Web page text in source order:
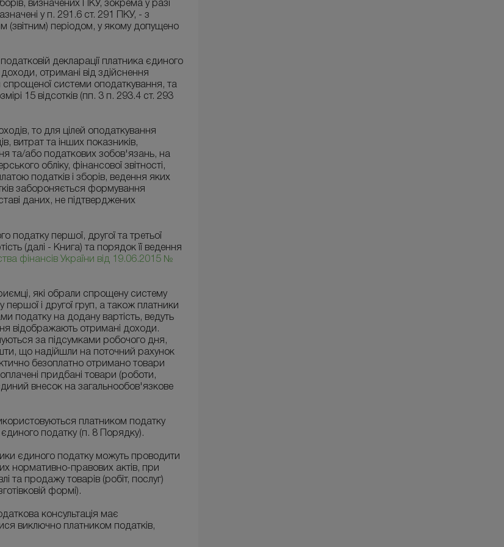
визначених ПКУ, зокрема у разі
у п. 291.6 ст. 291 ПКУ, - з
(звітним) періодом, у якому допущено
декларації платника єдиного
отримані від здійснення
спрощеної системи оподаткування, та
15 відсотків (пп. 3 п. 293.4 ст. 293
то для цілей оподаткування
витрат та інших показників,
та/або податкових зобов'язань, на
обліку, фінансової звітності,
податків і зборів, ведення яких
забороняється формування
даних, не підтверджених
податку першої, другої та третьої
(далі - Книга) та порядок її ведення
фінансів України від 19.06.2015 №
які обрали спрощену систему
і другої груп, а також платники
податку на додану вартість, ведуть
відображають отримані доходи.
за підсумками робочого дня,
що надійшли на поточний рахунок
безоплатно отримано товари
придбані товари (роботи,
внесок на загальнообов'язкове
платником податку
податку (п. 8 Порядку).
єдиного податку можуть проводити
нормативно-правових актів, при
та продажу товарів (робіт, послуг)
формі).
консультація має
виключно платником податків,